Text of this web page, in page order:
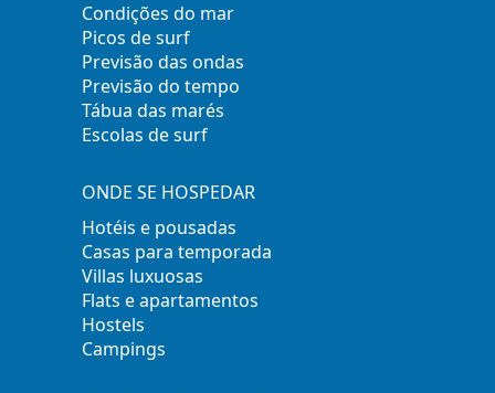
Condições do mar
Picos de surf
Previsão das ondas
Previsão do tempo
Tábua das marés
Escolas de surf
ONDE SE HOSPEDAR
Hotéis e pousadas
Casas para temporada
Villas luxuosas
Flats e apartamentos
Hostels
Campings